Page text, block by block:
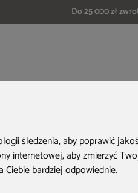
śledzenia, aby poprawić
internetowej,aby zmierzyć
bardziej odpowiednie.
Do 25 000 zł